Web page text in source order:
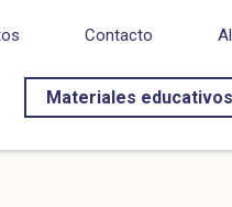
Contacto
Materiales